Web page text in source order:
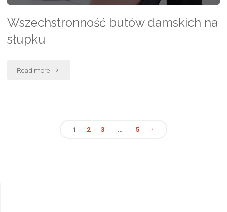
Wszechstronność butów damskich na
słupku
Read more "Wszechstronność
1 2 3 … 5